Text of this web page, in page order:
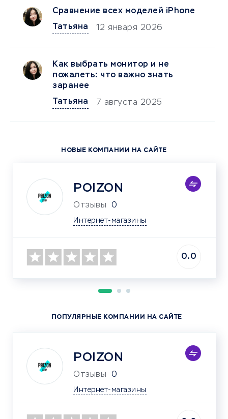
Сравнение всех моделей iPhone
Татьяна
12 января 2026
Как выбрать монитор и не
пожалеть: что важно знать
заранее
Татьяна
7 августа 2025
НОВЫЕ КОМПАНИИ НА САЙТЕ
POIZON
Отзывы 0
Интернет-магазины
0.0
ПОПУЛЯРНЫЕ КОМПАНИИ НА САЙТЕ
POIZON
Отзывы 0
Интернет-магазины